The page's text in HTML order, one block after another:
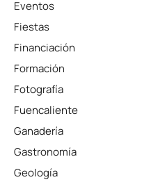
Eventos
Fiestas
Financiación
Formación
Fotografía
Fuencaliente
Ganadería
Gastronomía
Geología